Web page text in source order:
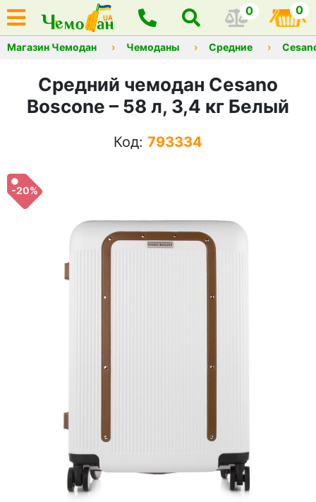
0 0
Магазин Чемодан Чемоданы Средние
Средний чемодан Cesano
Boscone – 58 л, 3,4 кг Белый
Код: 793334
-20%